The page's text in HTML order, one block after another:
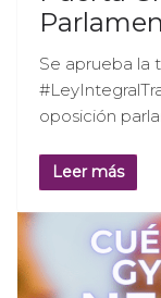
Se aprueba la
oposición
Leer más